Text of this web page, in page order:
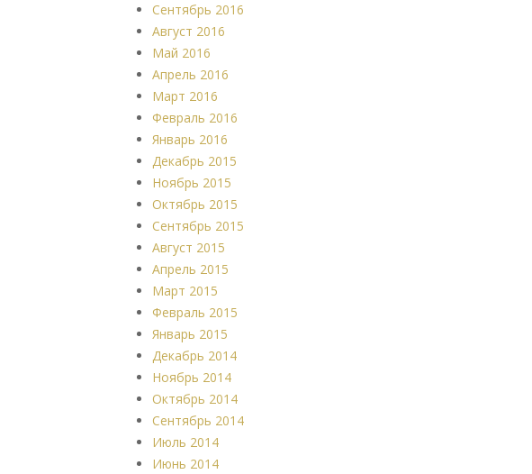
Сентябрь 2016
Август 2016
Май 2016
Апрель 2016
Март 2016
Февраль 2016
Январь 2016
Декабрь 2015
Ноябрь 2015
Октябрь 2015
Сентябрь 2015
Август 2015
Апрель 2015
Март 2015
Февраль 2015
Январь 2015
Декабрь 2014
Ноябрь 2014
Октябрь 2014
Сентябрь 2014
Июль 2014
Июнь 2014